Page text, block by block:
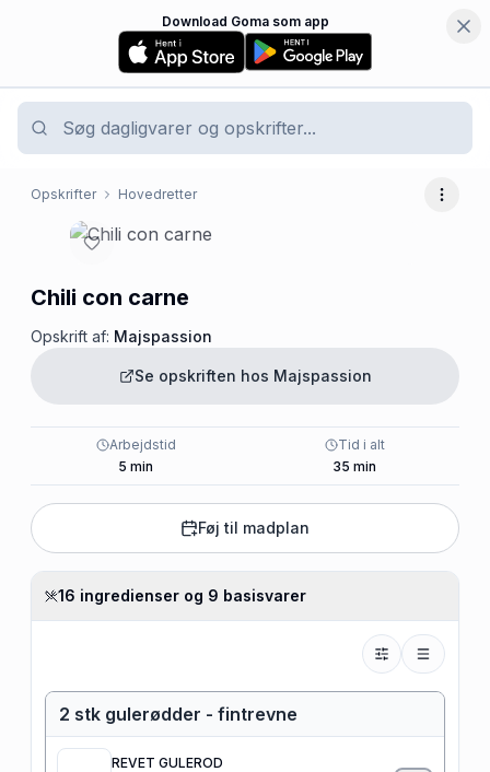
Download Goma som app
Opskrifter Hovedretter Flere
Chili con carne
Opskrift af: Majspassion
Se opskriften hos Majspassion
Arbejdstid
5 min
Tid i alt
35 min
Føj til madplan
16 ingredienser og 9 basisvarer
2 stk gulerødder - fintrevne
REVET GULEROD